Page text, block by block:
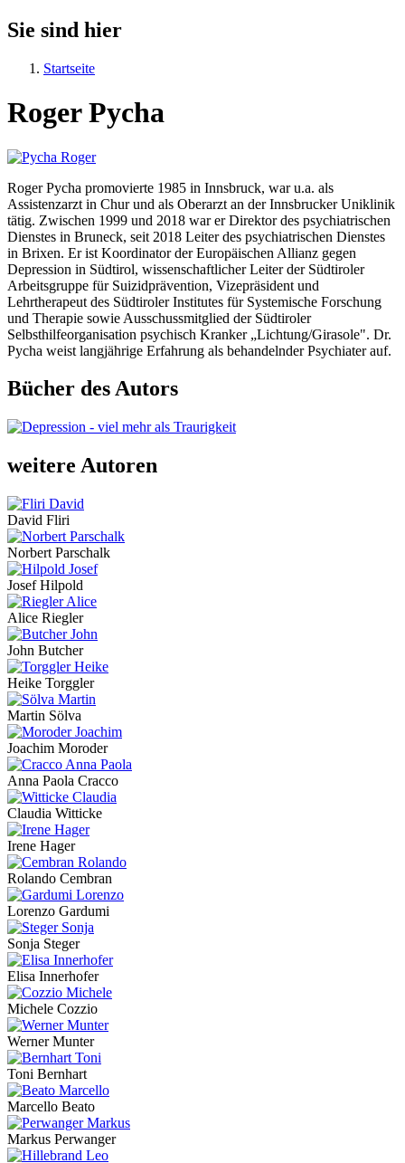
Sie sind hier
Startseite
Roger Pycha
Roger Pycha promovierte 1985 in Innsbruck, war u.a. als
Assistenzarzt in Chur und als Oberarzt an der Innsbrucker Uniklinik
tätig. Zwischen 1999 und 2018 war er Direktor des psychiatrischen
Dienstes in Bruneck, seit 2018 Leiter des psychiatrischen Dienstes
in Brixen. Er ist Koordinator der Europäischen Allianz gegen
Depression in Südtirol, wissenschaftlicher Leiter der Südtiroler
Arbeitsgruppe für Suizidprävention, Vizepräsident und
Lehrtherapeut des Südtiroler Institutes für Systemische Forschung
und Therapie sowie Ausschussmitglied der Südtiroler
Selbsthilfeorganisation psychisch Kranker „Lichtung/Girasole". Dr.
Pycha weist langjährige Erfahrung als behandelnder Psychiater auf.
Bücher des Autors
weitere Autoren
David Fliri
Norbert Parschalk
Josef Hilpold
Alice Riegler
John Butcher
Heike Torggler
Martin Sölva
Joachim Moroder
Anna Paola Cracco
Claudia Witticke
Irene Hager
Rolando Cembran
Lorenzo Gardumi
Sonja Steger
Elisa Innerhofer
Michele Cozzio
Werner Munter
Toni Bernhart
Marcello Beato
Markus Perwanger